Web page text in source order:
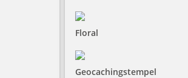
Floral
Geocachingstempel